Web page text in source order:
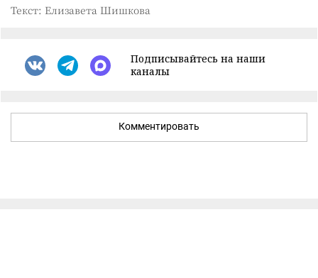
Текст: Елизавета Шишкова
Подписывайтесь на наши
каналы
Комментировать